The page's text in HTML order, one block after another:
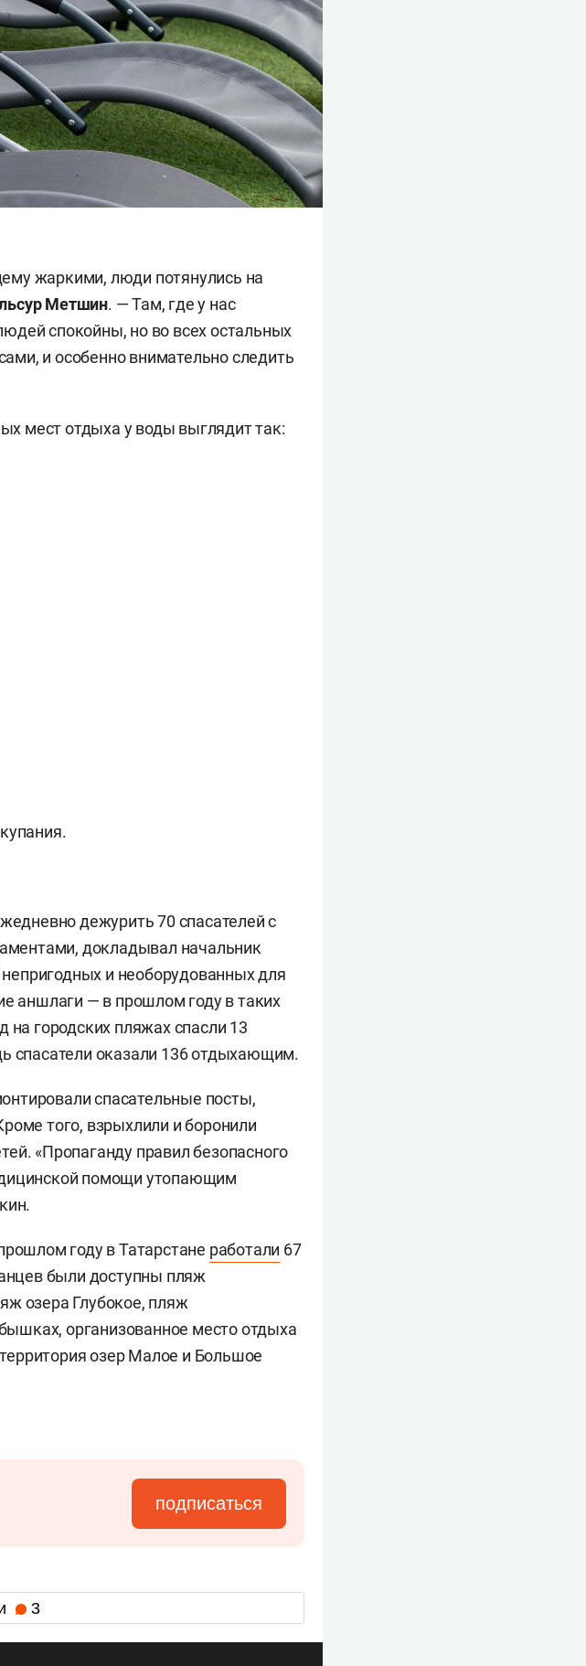
жаркими, люди потянулись на
Метшин. — Там, где у нас
спокойны, но во всех остальных
и особенно внимательно следить
мест отдыха у воды выглядит так:
дежурить 70 спасателей с
докладывал начальник
и необорудованных для
аншлаги — в прошлом году в таких
на городских пляжах спасли 13
спасатели оказали 136 отдыхающим.
спасательные посты,
того, взрыхлили и боронили
«Пропаганду правил безопасного
помощи утопающим
году в Татарстане работали 67
были доступны пляж
озера Глубокое, пляж
организованное место отдыха
озер Малое и Большое
подписаться
3